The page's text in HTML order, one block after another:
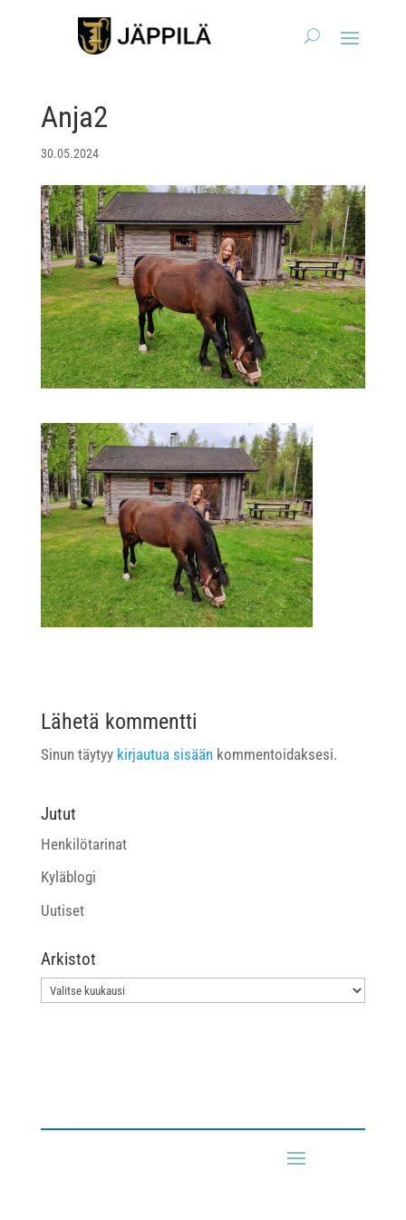
Anja2
30.05.2024
Lähetä kommentti
Sinun täytyy kirjautua sisäänkommentoidaksesi.
Jutut
Henkilötarinat
Kyläblogi
Uutiset
Arkistot
Arkistot